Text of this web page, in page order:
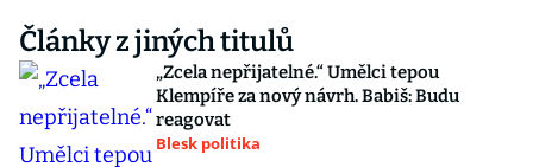
Články z jiných titulů
„Zcela nepřijatelné.“ Umělci tepou
Klempíře za nový návrh. Babiš: Budu
reagovat
Blesk politika